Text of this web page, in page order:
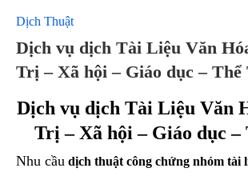
Dịch Thuật
Dịch vụ dịch Tài Liệu Văn
Trị – Xã hội – Giáo dục – Thể
Dịch vụ dịch Tài Liệu Văn
Trị – Xã hội – Giáo dục –
Nhu cầu dịch thuật công chứng nhóm tài